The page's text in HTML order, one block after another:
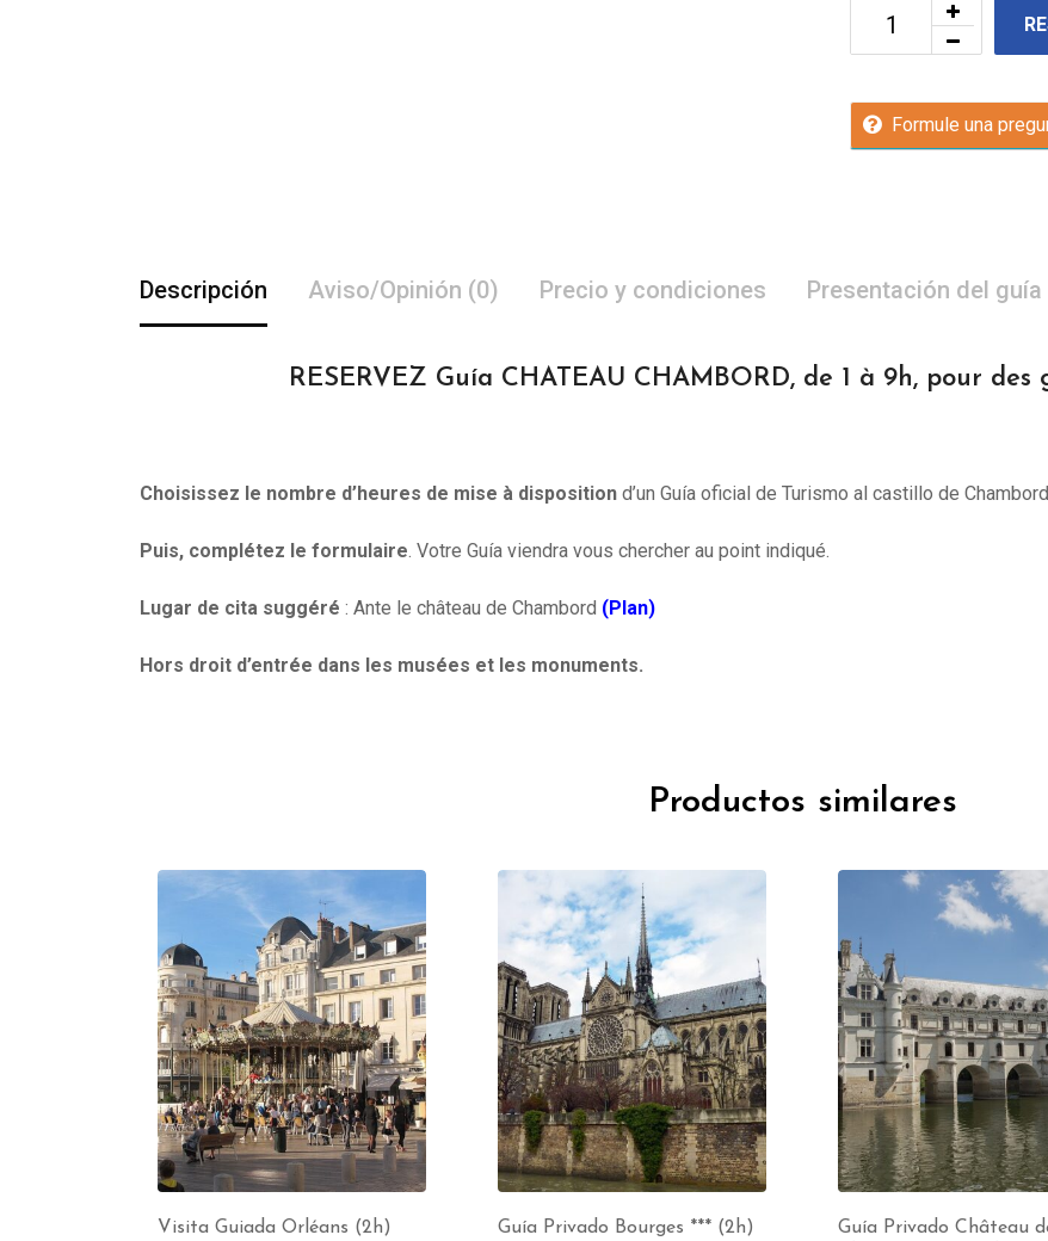
Formule una
Descripción Aviso/Opinión (0) Precio y condiciones Presentación del guía
RESERVEZ Guía CHATEAU CHAMBORD, de 1 à 9h, pour des
Choisissez le nombre d’heures de mise à disposition d’un Guía oficial de Turismo al castillo de
Puis, complétez le formulaire. Votre Guía viendra vous chercher au point indiqué.
Lugar de cita suggéré : Ante le château de Chambord (Plan)
Hors droit d’entrée dans les musées et les monuments.
Productos similares
Visita Guiada Orléans (2h) Guía Privado Bourges *** (2h)
Guía Privado Château